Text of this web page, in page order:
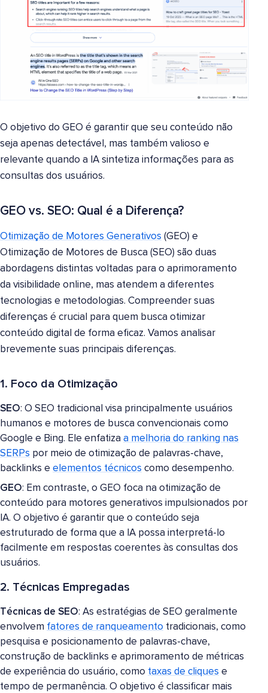
O objetivo do GEO é garantir que seu conteúdo não
seja apenas detectável, mas também valioso e
relevante quando a IA sintetiza informações para as
consultas dos usuários.
GEO vs. SEO: Qual é a Diferença?
Otimização de Motores Generativos (GEO) e
Otimização de Motores de Busca (SEO) são duas
abordagens distintas voltadas para o aprimoramento
da visibilidade online, mas atendem a diferentes
tecnologias e metodologias. Compreender suas
diferenças é crucial para quem busca otimizar
conteúdo digital de forma eficaz. Vamos analisar
brevemente suas principais diferenças.
1. Foco da Otimização
SEO: O SEO tradicional visa principalmente usuários
humanos e motores de busca convencionais como
Google e Bing. Ele enfatiza a melhoria do ranking nas
SERPs por meio de otimização de palavras-chave,
backlinks e elementos técnicos como desempenho.
GEO: Em contraste, o GEO foca na otimização de
conteúdo para motores generativos impulsionados por
IA. O objetivo é garantir que o conteúdo seja
estruturado de forma que a IA possa interpretá-lo
facilmente em respostas coerentes às consultas dos
usuários.
2. Técnicas Empregadas
Técnicas de SEO: As estratégias de SEO geralmente
envolvem fatores de ranqueamento tradicionais, como
pesquisa e posicionamento de palavras-chave,
construção de backlinks e aprimoramento de métricas
de experiência do usuário, como taxas de cliques e
tempo de permanência. O objetivo é classificar mais